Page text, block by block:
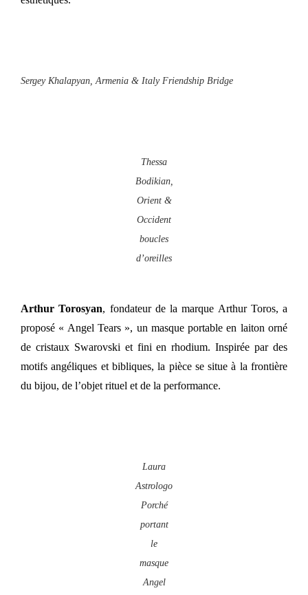
Sergey Khalapyan, Armenia & Italy Friendship Bridge
Thessa
Bodikian,
Orient &
Occident
boucles
d’oreilles
Arthur Torosyan, fondateur de la marque Arthur Toros, a
proposé « Angel Tears », un masque portable en laiton orné
de cristaux Swarovski et fini en rhodium. Inspirée par des
motifs angéliques et bibliques, la pièce se situe à la frontière
du bijou, de l’objet rituel et de la performance.
Laura
Astrologo
Porché
portant
le
masque
Angel